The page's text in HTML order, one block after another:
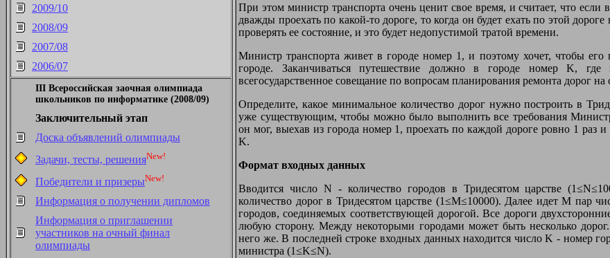
2009/10
2008/09
2007/08
2006/07
III Всероссийская заочная олимпиада
школьников по информатике (2008/09)
Заключительный этап
Доска объявлений олимпиады
Задачи, тесты, решенияNew!
Победители и призерыNew!
Информация о получении дипломов
Информация о приглашении
участников на очный финал
олимпиады
При этом министр транспорта очень ценит свое время, и считает, что если
дважды проехать по какой-то дороге, то когда он будет ехать по этой
проверять ее состояние, и это будет недопустимой тратой времени.
Министр транспорта живет в городе номер 1, и поэтому хочет, чтобы его
городе. Заканчиваться путешествие должно в городе номер K, где
всегосударственное совещание по вопросам планирования ремонта дорог
Определите, какое минимальное количество дорог нужно построить в
уже существующим, чтобы можно было выполнить все требования
он мог, выехав из города номер 1, проехать по каждой дороге ровно 1 раз
K.
Формат входных данных
Вводится число N - количество городов в Тридесятом царстве
количество дорог в Тридесятом царстве (1≤M≤10000). Далее идет M пар
городов, соединяемых соответствующей дорогой. Все дороги
любую сторону. Между некоторыми городами может быть несколько
него же. В последней строке входных данных находится число K - номер
министра (1≤K≤N).